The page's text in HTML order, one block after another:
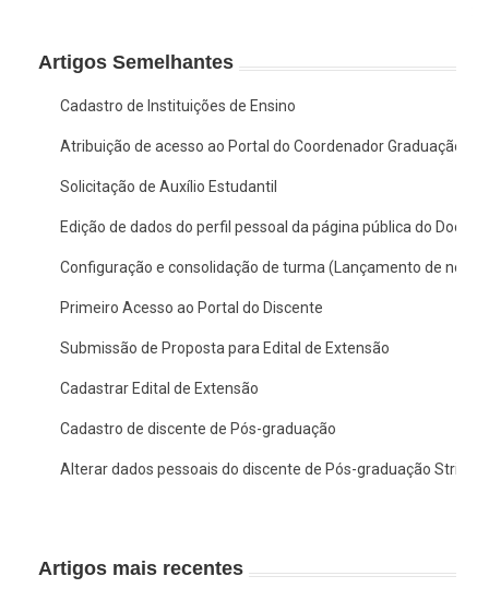
Artigos Semelhantes
Cadastro de Instituições de Ensino
Atribuição de acesso ao Portal do Coordenador Graduação no
Solicitação de Auxílio Estudantil
Edição de dados do perfil pessoal da página pública do
Configuração e consolidação de turma (Lançamento de notas)
Primeiro Acesso ao Portal do Discente
Submissão de Proposta para Edital de Extensão
Cadastrar Edital de Extensão
Cadastro de discente de Pós-graduação
Alterar dados pessoais do discente de Pós-graduação Stricto
Artigos mais recentes